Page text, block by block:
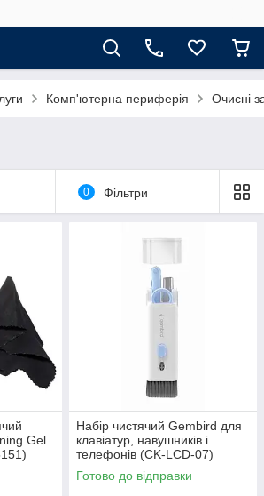
Комп'ютерна периферія Очисні
0 Фільтри
Gel
Набір чистячий Gembird для
клавіатур, навушників і
телефонів (CK-LCD-07)
Готово до відправки